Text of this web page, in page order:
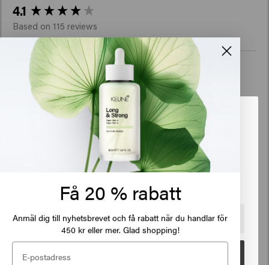
4.1
Based on 115 reviews
Verified Customer
Difhant
Verified Customer
Cindy
Perfekt, lätt hårkänsla!
New content loaded
Det verkar som att du är iUnited
States of America
Klicka på Gå eller välj din plats nedan
🇺🇸 United States of America 🛒
Få 20 % rabatt
Anmäl dig till nyhetsbrevet och få rabatt när du handlar för
450 kr eller mer. Glad shopping!